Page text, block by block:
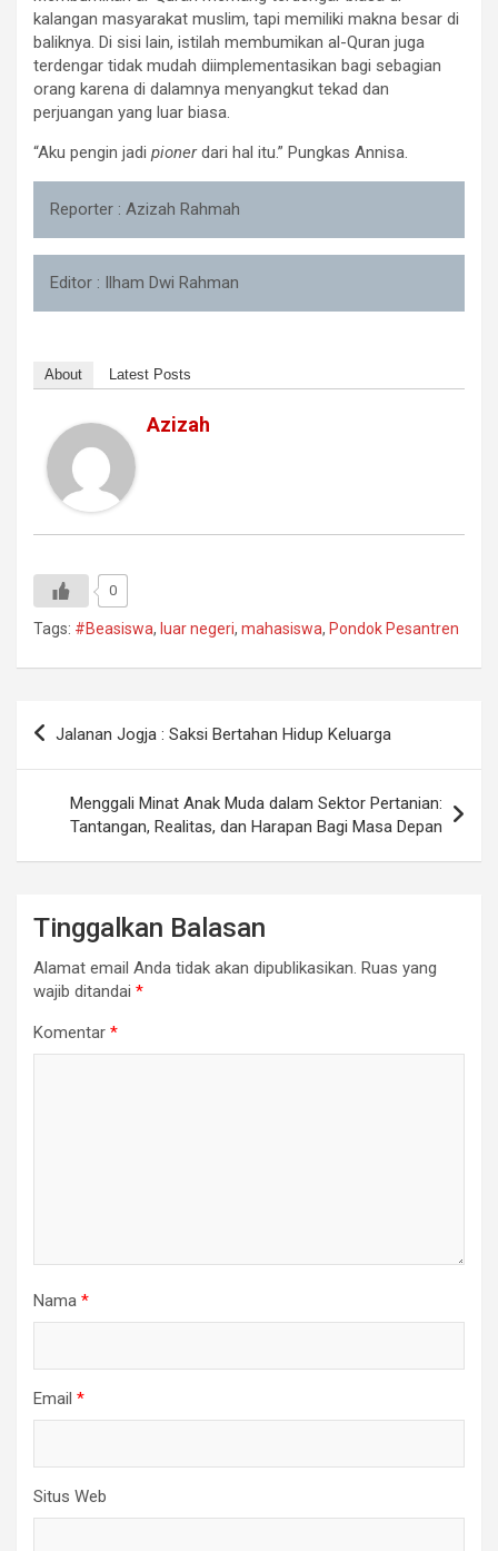
kalangan masyarakat muslim, tapi memiliki makna besar di
baliknya. Di sisi lain, istilah membumikan al-Quran juga
terdengar tidak mudah diimplementasikan bagi sebagian
orang karena di dalamnya menyangkut tekad dan
perjuangan yang luar biasa.
“Aku pengin jadi pionerdari hal itu.” Pungkas Annisa.
Reporter : Azizah Rahmah
Editor : Ilham Dwi Rahman
About Latest Posts
Azizah
0
Tags: #Beasiswa, luar negeri, mahasiswa, Pondok Pesantren
Navigasi
pos
Jalanan Jogja : Saksi Bertahan Hidup Keluarga
Menggali Minat Anak Muda dalam Sektor Pertanian:
Tantangan, Realitas, dan Harapan Bagi Masa Depan
Tinggalkan Balasan
Alamat email Anda tidak akan dipublikasikan. Ruas yang
wajib ditandai *
Komentar *
Nama *
Email *
Situs Web